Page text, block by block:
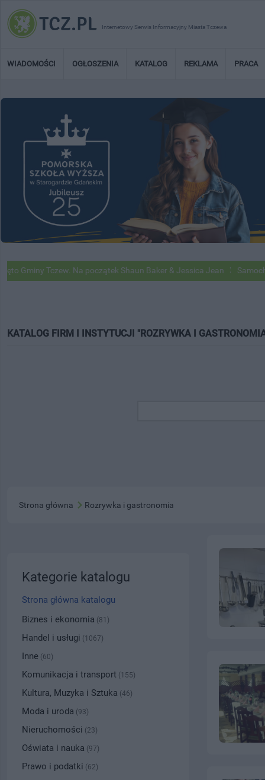
Internetowy Serwis Informacyjny Miasta Tczewa
WIADOMOŚCI OGŁOSZENIA KATALOG REKLAMA PRACA
Tczew. Na początek Shaun Baker & Jessica Jean Samochody
KATALOG FIRM I INSTYTUCJI "ROZRYWKA I
Strona główna Rozrywka i gastronomia
Kategorie katalogu
Strona główna katalogu
Biznes i ekonomia (81)
Handel i usługi (1067)
Inne (60)
Komunikacja i transport (155)
Kultura, Muzyka i Sztuka (46)
Moda i uroda (93)
Nieruchomości (23)
Oświata i nauka (97)
Prawo i podatki (62)